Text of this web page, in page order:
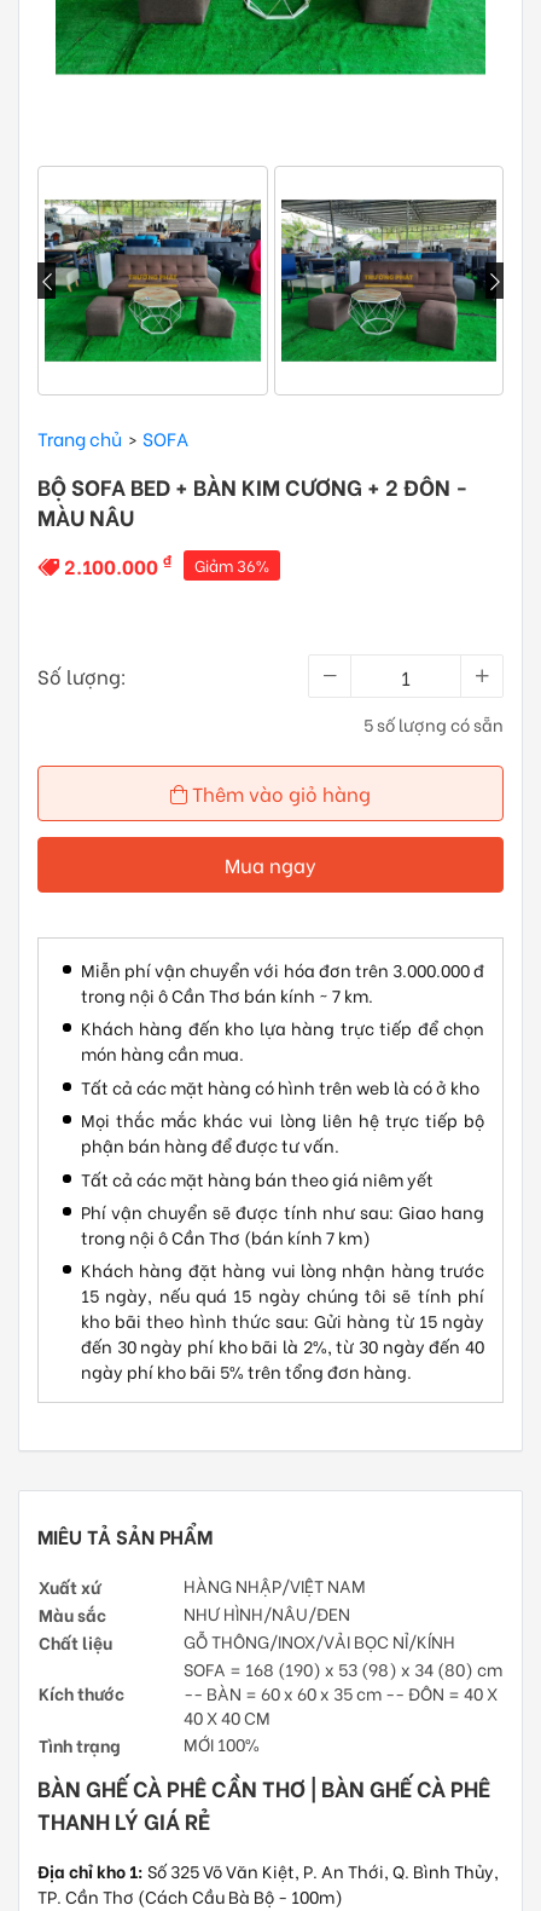
Trang chủ SOFA
BỘ SOFA BED + BÀN KIM CƯƠNG + 2 ĐÔN -
MÀU NÂU
2.100.000 ₫ Giảm 36%
Số lượng:
5 số lượng có sẵn
Thêm vào giỏ hàng
Mua ngay
Miễn phí vận chuyển với hóa đơn trên 3.000.000 đ
trong nội ô Cần Thơ bán kính ~ 7 km.
Khách hàng đến kho lựa hàng trực tiếp để chọn
món hàng cần mua.
Tất cả các mặt hàng có hình trên web là có ở kho
Mọi thắc mắc khác vui lòng liên hệ trực tiếp bộ
phận bán hàng để được tư vấn.
Tất cả các mặt hàng bán theo giá niêm yết
Phí vận chuyển sẽ được tính như sau: Giao hang
trong nội ô Cần Thơ (bán kính 7 km)
Khách hàng đặt hàng vui lòng nhận hàng trước
15 ngày, nếu quá 15 ngày chúng tôi sẽ tính phí
kho bãi theo hình thức sau: Gửi hàng từ 15 ngày
đến 30 ngày phí kho bãi là 2%, từ 30 ngày đến 40
ngày phí kho bãi 5% trên tổng đơn hàng.
MIÊU TẢ SẢN PHẨM
Xuất xứ HÀNG NHẬP/VIỆT NAM
Màu sắc NHƯ HÌNH/NÂU/ĐEN
Chất liệu GỖ THÔNG/INOX/VẢI BỌC NỈ/KÍNH
Kích thước
SOFA = 168 (190) x 53 (98) x 34 (80) cm
-- BÀN = 60 x 60 x 35 cm -- ĐÔN = 40 X
40 X 40 CM
Tình trạng MỚI 100%
BÀN GHẾ CÀ PHÊ CẦN THƠ | BÀN GHẾ CÀ PHÊ
THANH LÝ GIÁ RẺ
Địa chỉ kho 1:Số 325 Võ Văn Kiệt, P. An Thới, Q. Bình Thủy,
TP. Cần Thơ (Cách Cầu Bà Bộ - 100m)